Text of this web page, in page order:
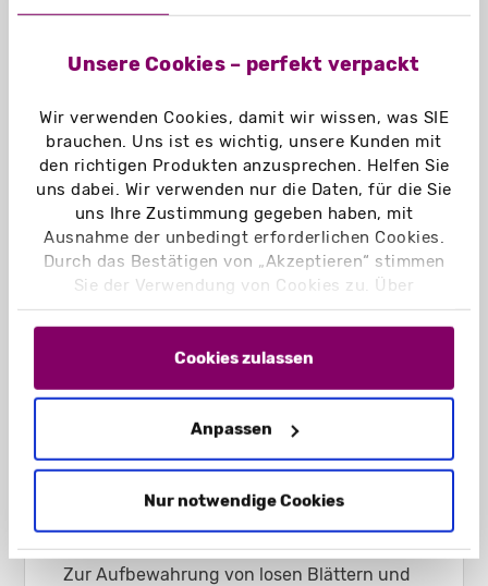
Unsere Cookies – perfekt verpackt
Wir verwenden Cookies, damit wir wissen, was SIE
brauchen. Uns ist es wichtig, unsere Kunden mit
den richtigen Produkten anzusprechen. Helfen Sie
uns dabei. Wir verwenden nur die Daten, für die Sie
uns Ihre Zustimmung gegeben haben, mit
Ausnahme der unbedingt erforderlichen Cookies.
Durch das Bestätigen von „Akzeptieren“ stimmen
Sie der Verwendung von Cookies zu. Über
„Einstellungen“ können Sie auswählen, welche
Cookies Sie zulassen. Hier finden Sie unser
und unsereDatenschutzerklärung
Cookies zulassen
Anpassen
Nur notwendige Cookies
Aufgerichtetes Format:
215 x 302 x 12 mm
Lieferzustand:
flachliegend
Leergewicht:
52 g
Material:
Chromokarton GC1 weiß Naturseite
290 g/m²
Naturkarton braun 350 g/m²
Naturkarton schwarz 350 g/m²
Graskarton 400 g/m²
Gmund Used 300 g/m²
Einsatzbereich:
Zur Aufbewahrung von losen Blättern und